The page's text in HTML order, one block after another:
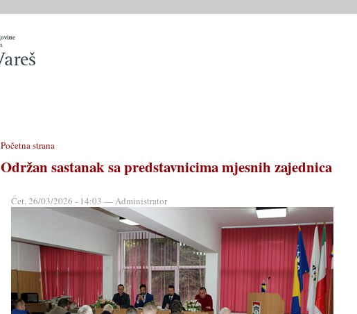
Početna strana
Održan sastanak sa predstavnicima mjesnih zajednica
Čet, 26/03/2026 - 14:03 — Administrator